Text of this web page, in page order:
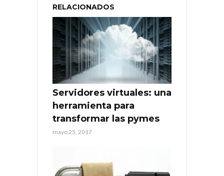
RELACIONADOS
Servidores virtuales: una
herramienta para
transformar las pymes
mayo 25, 2017